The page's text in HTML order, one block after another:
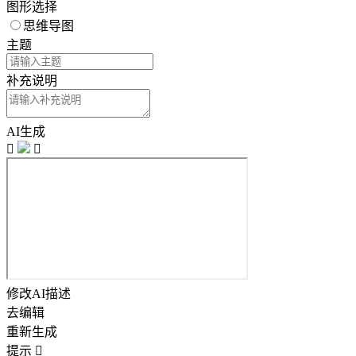
图形选择
思维导图
主题
补充说明
AI生成


修改AI描述
去编辑
重新生成
提示 